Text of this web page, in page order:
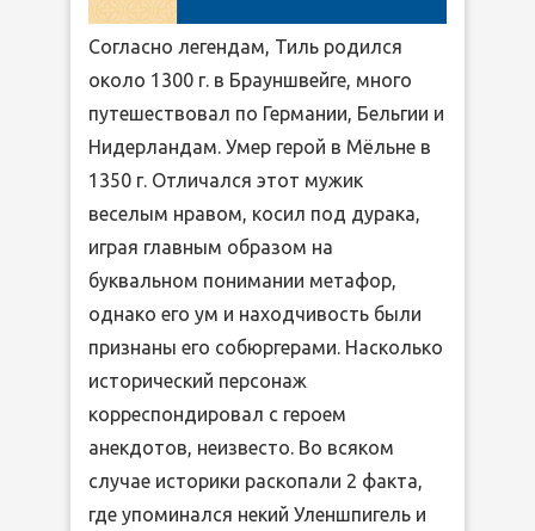
Согласно легендам, Тиль родился
около 1300 г. в Брауншвейге, много
путешествовал по Германии, Бельгии и
Нидерландам. Умер герой в Мёльне в
1350 г. Отличался этот мужик
веселым нравом, косил под дурака,
играя главным образом на
буквальном понимании метафор,
однако его ум и находчивость были
признаны его собюргерами. Насколько
исторический персонаж
корреспондировал с героем
анекдотов, неизвесто. Во всяком
случае историки раскопали 2 факта,
где упоминался некий Уленшпигель и